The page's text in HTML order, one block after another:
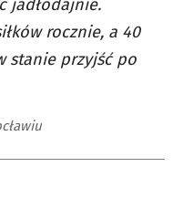
jadłodajnie.
rocznie, a 40
stanie przyjść po